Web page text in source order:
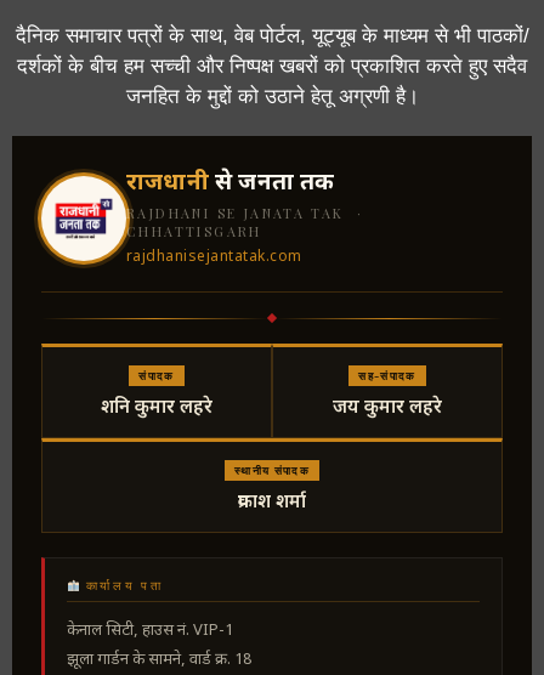
दैनिक समाचार पत्रों के साथ, वेब पोर्टल, यूट्यूब के माध्यम से भी पाठकों/
दर्शकों के बीच हम सच्ची और निष्पक्ष खबरों को प्रकाशित करते हुए सदैव
जनहित के मुद्दों को उठाने हेतू अग्रणी है।
राजधानीसे जनता तक
RAJDHANI SE JANATA TAK ·
CHHATTISGARH
rajdhanisejantatak.com
संपादक
शनि कुमार लहरे
सह-संपादक
जय कुमार लहरे
स्थानीय संपादक
प्रकाश शर्मा
कार्यालय पता
केनाल सिटी, हाउस नं. VIP-1
झूला गार्डन के सामने, वार्ड क्र. 18